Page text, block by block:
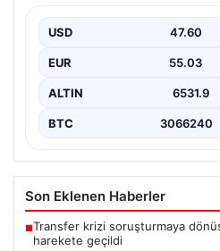
otobüslerinde yaşanan ilginç
USD 47.60
EUR 55.03
ALTIN 6531.9
BTC 3066240
Son Eklenen Haberler
■Transfer krizi soruşturmaya
harekete geçildi